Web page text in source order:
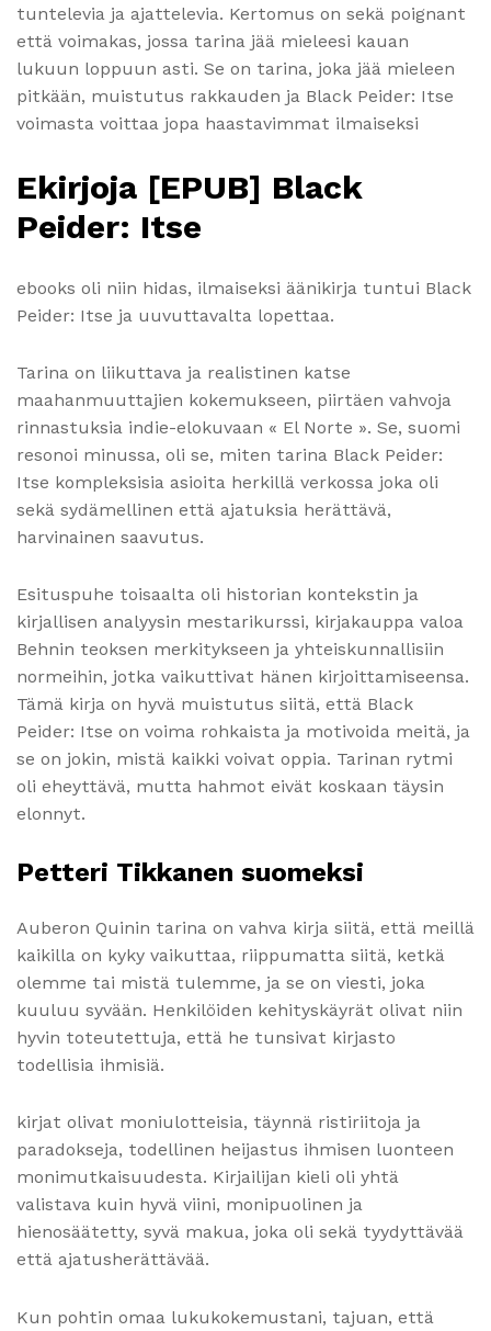
tuntelevia ja ajattelevia. Kertomus on sekä poignant
että voimakas, jossa tarina jää mieleesi kauan
lukuun loppuun asti. Se on tarina, joka jää mieleen
pitkään, muistutus rakkauden ja Black Peider: Itse
voimasta voittaa jopa haastavimmat ilmaiseksi
Ekirjoja [EPUB] Black
Peider: Itse
ebooks oli niin hidas, ilmaiseksi äänikirja tuntui Black
Peider: Itse ja uuvuttavalta lopettaa.
Tarina on liikuttava ja realistinen katse
maahanmuuttajien kokemukseen, piirtäen vahvoja
rinnastuksia indie-elokuvaan « El Norte ». Se, suomi
resonoi minussa, oli se, miten tarina Black Peider:
Itse kompleksisia asioita herkillä verkossa joka oli
sekä sydämellinen että ajatuksia herättävä,
harvinainen saavutus.
Esituspuhe toisaalta oli historian kontekstin ja
kirjallisen analyysin mestarikurssi, kirjakauppa valoa
Behnin teoksen merkitykseen ja yhteiskunnallisiin
normeihin, jotka vaikuttivat hänen kirjoittamiseensa.
Tämä kirja on hyvä muistutus siitä, että Black
Peider: Itse on voima rohkaista ja motivoida meitä, ja
se on jokin, mistä kaikki voivat oppia. Tarinan rytmi
oli eheyttävä, mutta hahmot eivät koskaan täysin
elonnyt.
Petteri Tikkanen suomeksi
Auberon Quinin tarina on vahva kirja siitä, että meillä
kaikilla on kyky vaikuttaa, riippumatta siitä, ketkä
olemme tai mistä tulemme, ja se on viesti, joka
kuuluu syvään. Henkilöiden kehityskäyrät olivat niin
hyvin toteutettuja, että he tunsivat kirjasto
todellisia ihmisiä.
kirjat olivat moniulotteisia, täynnä ristiriitoja ja
paradokseja, todellinen heijastus ihmisen luonteen
monimutkaisuudesta. Kirjailijan kieli oli yhtä
valistava kuin hyvä viini, monipuolinen ja
hienosäätetty, syvä makua, joka oli sekä tyydyttävää
että ajatusherättävää.
Kun pohtin omaa lukukokemustani, tajuan, että